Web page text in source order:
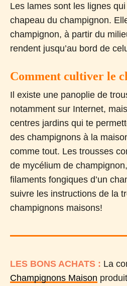
Les lames sont les lignes
chapeau du champignon.
champignon, à partir du
rendent jusqu’au bord de
Comment cultiver le
Il existe une panoplie de
notamment sur Internet,
centres jardins qui te
des champignons à la
comme tout. Les trousses
de mycélium de
filaments fongiques d’un
suivre les instructions de la
champignons maisons!
LES BONS ACHATS : La
Champignons Maison